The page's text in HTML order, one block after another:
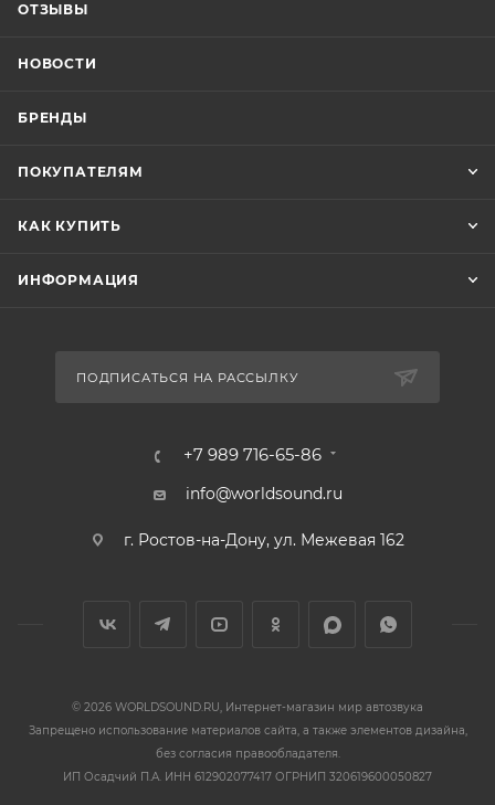
ОТЗЫВЫ
НОВОСТИ
БРЕНДЫ
ПОКУПАТЕЛЯМ
КАК КУПИТЬ
ИНФОРМАЦИЯ
ПОДПИСАТЬСЯ НА РАССЫЛКУ
+7 989 716-65-86
info@worldsound.ru
г. Ростов-на-Дону, ул. Межевая 162
© 2026 WORLDSOUND.RU, Интернет-магазин мир автозвука
Запрещено использование материалов сайта, а также элементов дизайна,
без согласия правообладателя.
ИП Осадчий П.А. ИНН 612902077417 ОГРНИП 320619600050827